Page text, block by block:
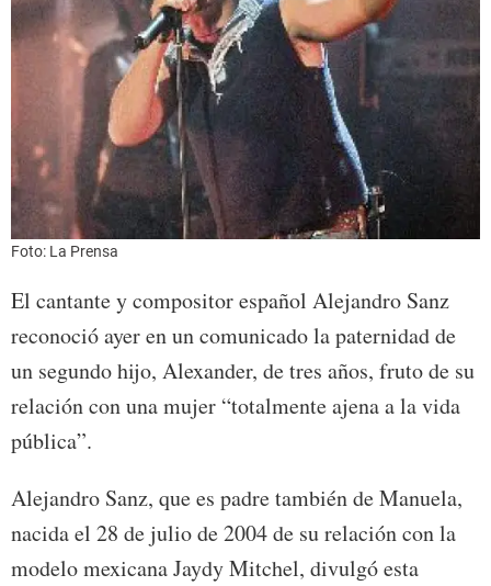
Foto: La Prensa
El cantante y compositor español Alejandro Sanz
reconoció ayer en un comunicado la paternidad de
un segundo hijo, Alexander, de tres años, fruto de su
relación con una mujer “totalmente ajena a la vida
pública”.
Alejandro Sanz, que es padre también de Manuela,
nacida el 28 de julio de 2004 de su relación con la
modelo mexicana Jaydy Mitchel, divulgó esta